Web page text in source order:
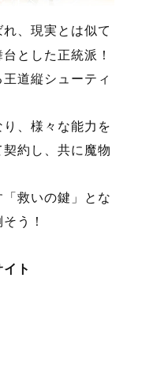
、現実とは似て
とした正統派！
道縦シューティ
、様々な能力を
約し、共に魔物
救いの鍵」とな
う！
ト